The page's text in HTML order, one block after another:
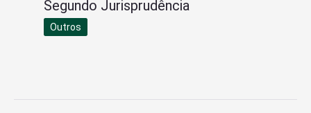
Segundo Jurisprudência
Outros